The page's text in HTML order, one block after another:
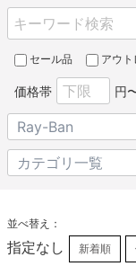
セール品 アウト
価格帯 円
並べ替え：
指定なし 新着順